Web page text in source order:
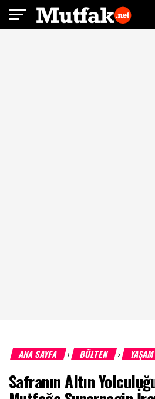
ANA SAYFA › BÜLTEN › YAŞAM
Safranın Altın